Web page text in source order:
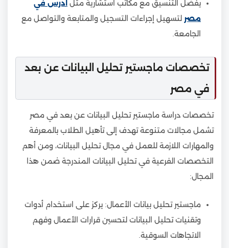
يفضل التنسيق مع مكاتب استشارية مثل ادرس في
مصر لتسهيل إجراءات التسجيل والمتابعة والتواصل مع
الجامعة.
تخصصات ماجستير تحليل البيانات عن بعد
في مصر
تخصصات دراسة ماجستير تحليل البيانات عن بعد في مصر
تشمل مجالات متنوعة تهدف إلى تأهيل الطلاب بالمعرفة
والمهارات اللازمة للعمل في مجال تحليل البيانات، ومن أهم
التخصصات الفرعية في تحليل البيانات المندرجة ضمن هذا
المجال:
ماجستير تحليل بيانات الأعمال: يركز على استخدام أدوات
وتقنيات تحليل البيانات لتحسين قرارات الأعمال وفهم
الاتجاهات السوقية.